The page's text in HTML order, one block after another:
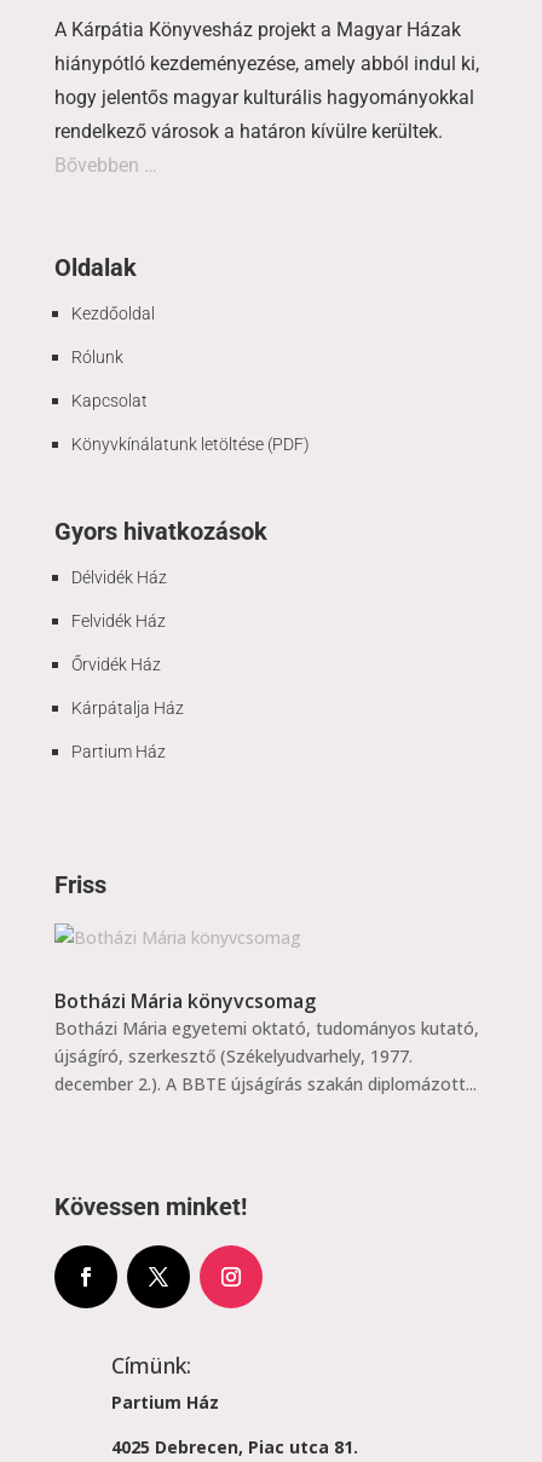
A Kárpátia Könyvesház projekt a Magyar Házak
hiánypótló kezdeményezése, amely abból indul ki,
hogy jelentős magyar kulturális hagyományokkal
rendelkező városok a határon kívülre kerültek.
Bővebben …
Oldalak
Kezdőoldal
Rólunk
Kapcsolat
Könyvkínálatunk letöltése (PDF)
Gyors hivatkozások
Délvidék Ház
Felvidék Ház
Őrvidék Ház
Kárpátalja Ház
Partium Ház
Friss
Botházi Mária könyvcsomag
Botházi Mária egyetemi oktató, tudományos kutató,
újságíró, szerkesztő (Székelyudvarhely, 1977.
december 2.). A BBTE újságírás szakán diplomázott...
Kövessen minket!
Címünk:
Partium Ház
4025 Debrecen, Piac utca 81.